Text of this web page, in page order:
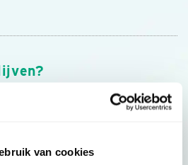
van cookies
nieuws, inspiratie, acties en tips
van Vogelbescherming.